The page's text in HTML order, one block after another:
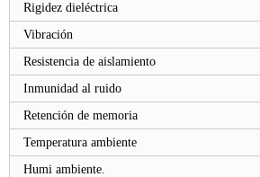
Rigidez dieléctrica
Vibración
Resistencia de aislamiento
Inmunidad al ruido
Retención de memoria
Temperatura ambiente
Humi ambiente.